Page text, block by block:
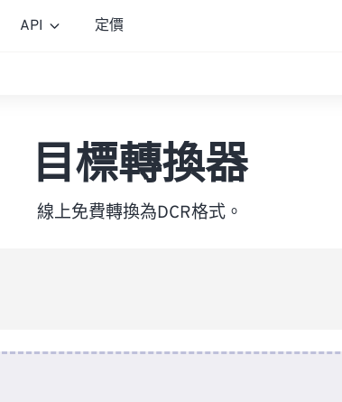
API 定價
目標轉換器
線上免費轉換為DCR格式。